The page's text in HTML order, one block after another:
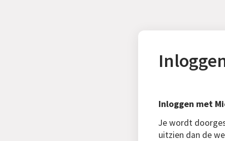
Inloggen met
Je wordt
uitzien dan de